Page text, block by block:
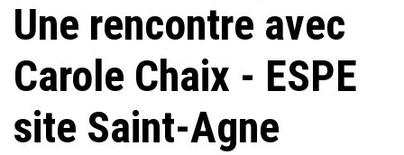
Une rencontre avec
Carole Chaix - ESPE
site Saint-Agne